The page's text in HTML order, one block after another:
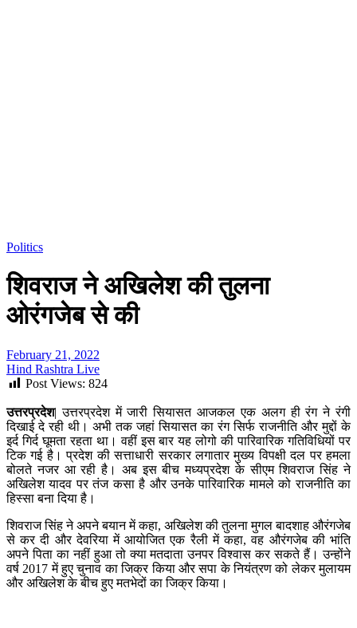
Politics
शिवराज ने अखिलेश की तुलना
ओरंगजेब से की
February 21, 2022
Hind Rashtra Live
Post Views: 824
उत्तरप्रदेश| उत्तरप्रदेश में जारी सियासत आजकल एक अलग ही रंग ने रंगी
दिखाई दे रही थी। अभी तक जहां सियासत का रंग सिर्फ राजनीति और मुद्दों के
इर्द गिर्द घूमता रहता था। वहीं इस बार यह लोगो की पारिवारिक गतिविधियों पर
टिक गई है। प्रदेश की सत्ताधारी सरकार लगातार मुख्य विपक्षी दल पर हमला
बोलते नजर आ रही है। अब इस बीच मध्यप्रदेश के सीएम शिवराज सिंह ने
अखिलेश यादव पर तंज कसा है और उनके पारिवारिक मामले को राजनीति का
हिस्सा बना दिया है।
शिवराज सिंह ने अपने बयान में कहा, अखिलेश की तुलना मुगल बादशाह औरंगजेब
से कर दी और देवरिया में आयोजित एक रैली में कहा, वह औरंगजेब की भांति
अपने पिता का नहीं हुआ तो क्या मतदाता उनपर विश्वास कर सकते हैं। उन्होंने
वर्ष 2017 में हुए चुनाव का जिक्र किया और सपा के नियंत्रण को लेकर मुलायम
और अखिलेश के बीच हुए मतभेदों का जिक्र किया।